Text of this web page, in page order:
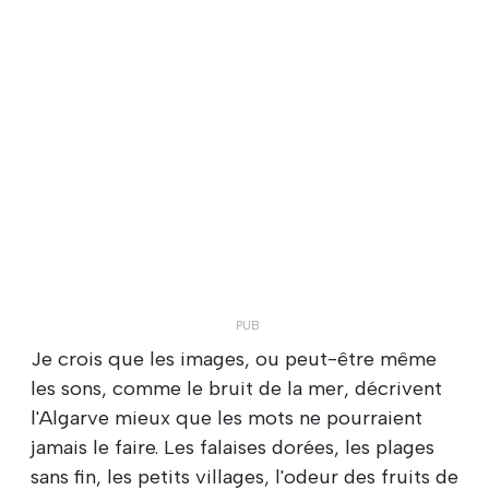
Je crois que les images, ou peut-être même
les sons, comme le bruit de la mer, décrivent
l'Algarve mieux que les mots ne pourraient
jamais le faire. Les falaises dorées, les plages
sans fin, les petits villages, l'odeur des fruits de